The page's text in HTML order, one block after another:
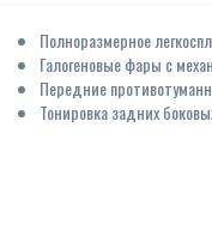
Полноразмерное
Галогеновые фары с
Передние
Тонировка задних